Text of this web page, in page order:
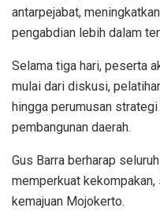
antarpejabat,
pengabdian lebih dalam
Selama tiga hari, peserta
mulai dari diskusi,
hingga perumusan
pembangunan daerah.
Gus Barra berharap
memperkuat
kemajuan Mojokerto.